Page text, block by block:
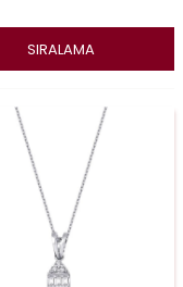
SIRALAMA